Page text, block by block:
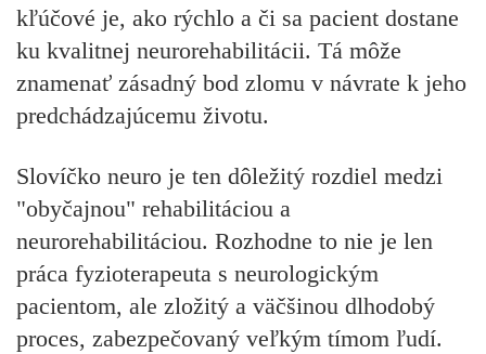
kľúčové je, ako rýchlo a či sa pacient dostane
ku kvalitnej neurorehabilitácii. Tá môže
znamenať zásadný bod zlomu v návrate k jeho
predchádzajúcemu životu.
Slovíčko neuro je ten dôležitý rozdiel medzi
"obyčajnou" rehabilitáciou a
neurorehabilitáciou. Rozhodne to nie je len
práca fyzioterapeuta s neurologickým
pacientom, ale zložitý a väčšinou dlhodobý
proces, zabezpečovaný veľkým tímom ľudí.